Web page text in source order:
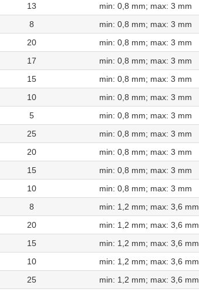
13 min: 0,8 mm; max: 3 mm
8 min: 0,8 mm; max: 3 mm
20 min: 0,8 mm; max: 3 mm
17 min: 0,8 mm; max: 3 mm
15 min: 0,8 mm; max: 3 mm
10 min: 0,8 mm; max: 3 mm
5 min: 0,8 mm; max: 3 mm
25 min: 0,8 mm; max: 3 mm
20 min: 0,8 mm; max: 3 mm
15 min: 0,8 mm; max: 3 mm
10 min: 0,8 mm; max: 3 mm
8 min: 1,2 mm; max: 3,6 mm
20 min: 1,2 mm; max: 3,6 mm
15 min: 1,2 mm; max: 3,6 mm
10 min: 1,2 mm; max: 3,6 mm
25 min: 1,2 mm; max: 3,6 mm